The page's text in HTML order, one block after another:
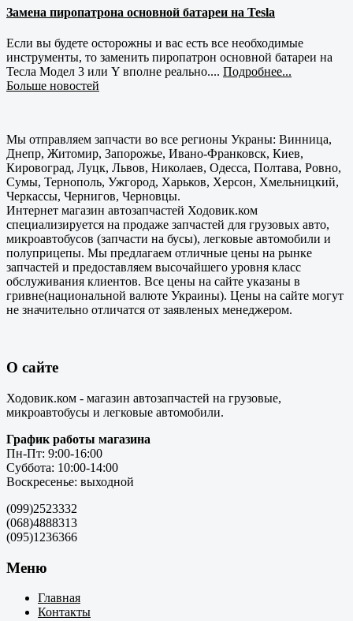
Замена пиропатрона основной батареи на Tesla
Если вы будете осторожны и вас есть все необходимые
инструменты, то заменить пиропатрон основной батареи на
Тесла Модел 3 или Y вполне реально.... Подробнее...
Больше новостей
Мы отправляем запчасти во все регионы Украны: Винница,
Днепр, Житомир, Запорожье, Ивано-Франковск, Киев,
Кировоград, Луцк, Львов, Николаев, Одесса, Полтава, Ровно,
Сумы, Тернополь, Ужгород, Харьков, Херсон, Хмельницкий,
Черкассы, Чернигов, Черновцы.
Интернет магазин автозапчастей Ходовик.ком
специализируется на продаже запчастей для грузовых авто,
микроавтобусов (запчасти на бусы), легковые автомобили и
полуприцепы. Мы предлагаем отличные цены на рынке
запчастей и предоставляем высочайшего уровня класс
обслуживания клиентов. Все цены на сайте указаны в
гривне(национальной валюте Украины). Цены на сайте могут
не значительно отличатся от заявленых менеджером.
О сайте
Ходовик.ком - магазин автозапчастей на грузовые,
микроавтобусы и легковые автомобили.
График работы магазина
Пн-Пт: 9:00-16:00
Суббота: 10:00-14:00
Воскресенье: выходной
(099)2523332
(068)4888313
(095)1236366
Меню
Главная
Контакты